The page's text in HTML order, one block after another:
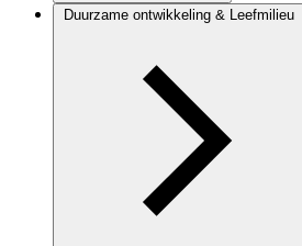
Duurzame ontwikkeling & Leefmilieu